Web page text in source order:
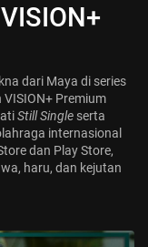
dari Maya di series
VISION+ Premium
Still Single serta
internasional
dan Play Store,
haru, dan kejutan